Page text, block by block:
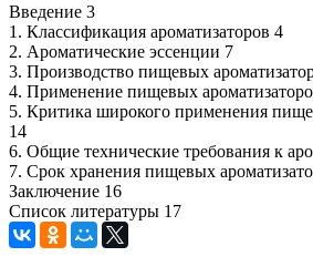
Введение 3
1. Классификация ароматизаторов 4
2. Ароматические эссенции 7
3. Производство пищевых
4. Применение пищевых
5. Критика широкого применения
14
6. Общие технические требования к
7. Срок хранения пищевых
Заключение 16
Список литературы 17